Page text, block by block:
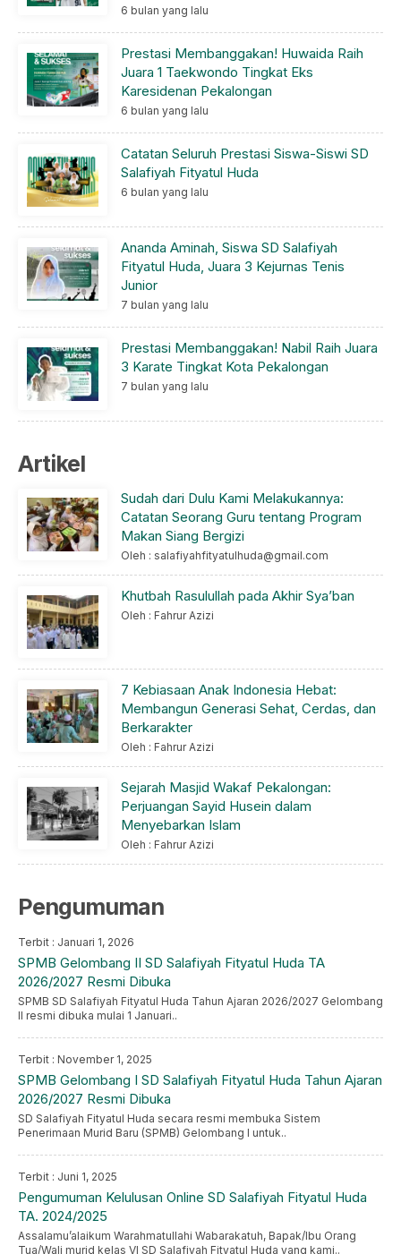
6 bulan yang lalu
Prestasi Membanggakan! Huwaida Raih
Juara 1 Taekwondo Tingkat Eks
Karesidenan Pekalongan
6 bulan yang lalu
Catatan Seluruh Prestasi Siswa-Siswi SD
Salafiyah Fityatul Huda
6 bulan yang lalu
Ananda Aminah, Siswa SD Salafiyah
Fityatul Huda, Juara 3 Kejurnas Tenis
Junior
7 bulan yang lalu
Prestasi Membanggakan! Nabil Raih Juara
3 Karate Tingkat Kota Pekalongan
7 bulan yang lalu
Artikel
Sudah dari Dulu Kami Melakukannya:
Catatan Seorang Guru tentang Program
Makan Siang Bergizi
Oleh : salafiyahfityatulhuda@gmail.com
Khutbah Rasulullah pada Akhir Sya’ban
Oleh : Fahrur Azizi
7 Kebiasaan Anak Indonesia Hebat:
Membangun Generasi Sehat, Cerdas, dan
Berkarakter
Oleh : Fahrur Azizi
Sejarah Masjid Wakaf Pekalongan:
Perjuangan Sayid Husein dalam
Menyebarkan Islam
Oleh : Fahrur Azizi
Pengumuman
Terbit : Januari 1, 2026
SPMB Gelombang II SD Salafiyah Fityatul Huda TA
2026/2027 Resmi Dibuka
SPMB SD Salafiyah Fityatul Huda Tahun Ajaran 2026/2027 Gelombang
II resmi dibuka mulai 1 Januari..
Terbit : November 1, 2025
SPMB Gelombang I SD Salafiyah Fityatul Huda Tahun Ajaran
2026/2027 Resmi Dibuka
SD Salafiyah Fityatul Huda secara resmi membuka Sistem
Penerimaan Murid Baru (SPMB) Gelombang I untuk..
Terbit : Juni 1, 2025
Pengumuman Kelulusan Online SD Salafiyah Fityatul Huda
TA. 2024/2025
Assalamu’alaikum Warahmatullahi Wabarakatuh, Bapak/Ibu Orang
Tua/Wali murid kelas VI SD Salafiyah Fityatul Huda yang kami..